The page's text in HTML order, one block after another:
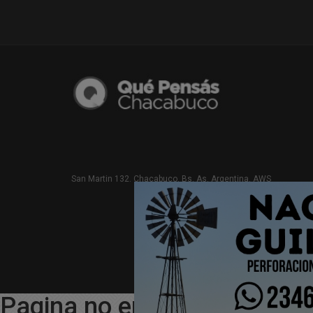
San Martin 132. Chacabuco. Bs. As. Argentina. AWS
Pagina no encontrada